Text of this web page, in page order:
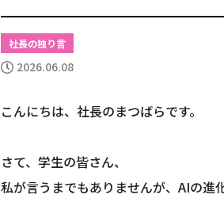
社長の独り言
2026.06.08
こんにちは、社長のまつばらです。
さて、学生の皆さん、
私が言うまでもありませんが、AIの進